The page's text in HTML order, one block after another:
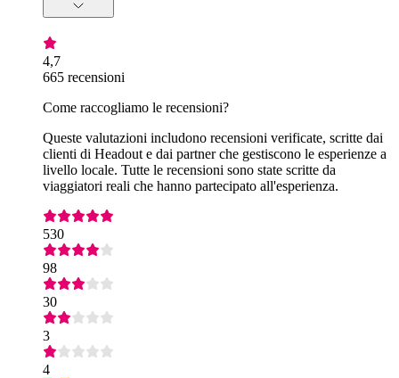
4,7
665 recensioni
Come raccogliamo le recensioni?
Queste valutazioni includono recensioni verificate, scritte dai
clienti di Headout e dai partner che gestiscono le esperienze a
livello locale. Tutte le recensioni sono state scritte da
viaggiatori reali che hanno partecipato all'esperienza.
530
98
30
3
4